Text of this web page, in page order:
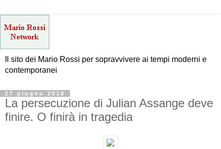
Il sito dei Mario Rossi per sopravvivere ai tempi moderni e
contemporanei
27 giugno 2018
La persecuzione di Julian Assange deve
finire. O finirà in tragedia